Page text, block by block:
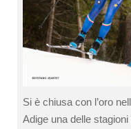
Si è chiusa con l’oro
Adige una delle